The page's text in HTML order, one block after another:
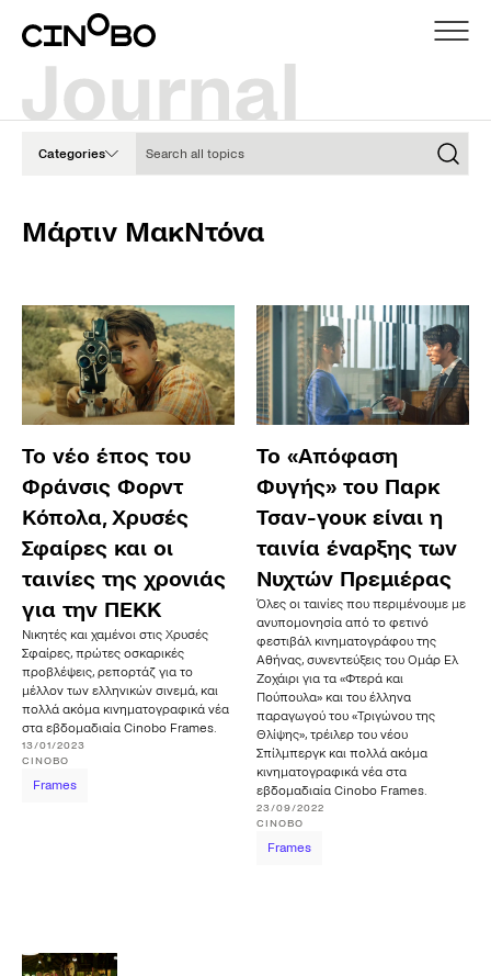
Categories
Μάρτιν ΜακΝτόνα
Το νέο έπος του
Φράνσις Φορντ
Κόπολα, Χρυσές
Σφαίρες και οι
ταινίες της χρονιάς
για την ΠΕΚΚ
Νικητές και χαμένοι στις Χρυσές
Σφαίρες, πρώτες οσκαρικές
προβλέψεις, ρεπορτάζ για το
μέλλον των ελληνικών σινεμά, και
πολλά ακόμα κινηματογραφικά νέα
στα εβδομαδιαία Cinobo Frames.
13/01/2023
CINOBO
Frames
To «Απόφαση
Φυγής» του Παρκ
Τσαν-γουκ είναι η
ταινία έναρξης των
Νυχτών Πρεμιέρας
Όλες οι ταινίες που περιμένουμε με
ανυπομονησία από το φετινό
φεστιβάλ κινηματογράφου της
Αθήνας, συνεντεύξεις του Ομάρ Ελ
Ζοχάιρι για τα «Φτερά και
Πούπουλα» και του έλληνα
παραγωγού του «Τριγώνου της
Θλίψης», τρέιλερ του νέου
Σπίλμπεργκ και πολλά ακόμα
κινηματογραφικά νέα στα
εβδομαδιαία Cinobo Frames.
23/09/2022
CINOBO
Frames